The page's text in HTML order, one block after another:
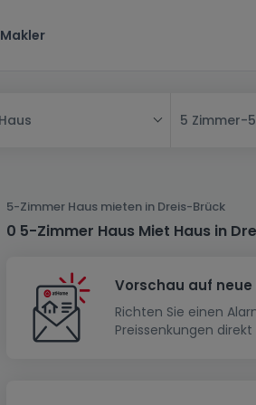
Makler
Haus
Haus
Reihenhaus
Doppelhaushälfte
Wohnung
Schlafzimmer
1-Zimmer-Apartment
Wohnanlage
Wohnsiedlung
Haus bauen
Musterhaus
Renditeobjekt
5 Zimmer-
5-Zimmer Haus mieten in Dreis-Brück
0 5-Zimmer Haus Miet Haus in
Vorschau auf
Richten Sie einen
Preissenkungen